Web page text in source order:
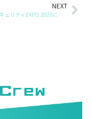
NEXT
情報セキュリティEXPO 2026に出展します